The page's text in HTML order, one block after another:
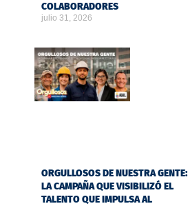
COLABORADORES
julio 31, 2026
ORGULLOSOS DE NUESTRA GENTE:
LA CAMPAÑA QUE VISIBILIZÓ EL
TALENTO QUE IMPULSA AL